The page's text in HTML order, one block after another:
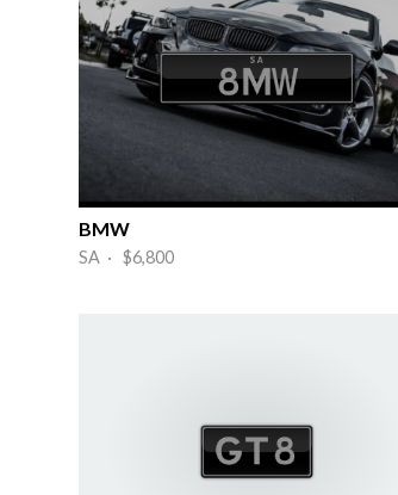
BMW
SA · $6,800